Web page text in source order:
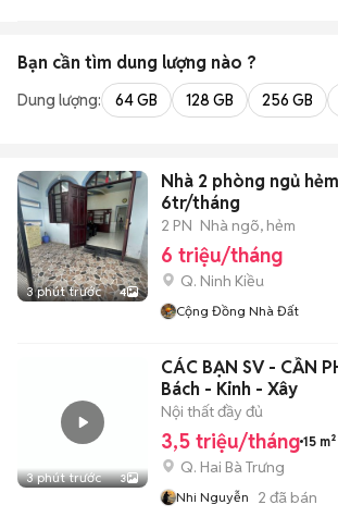
Bạn cần tìm dung lượng nào ?
Dung lượng: 64 GB 128 GB 256 GB
3 phút trước 4
Nhà 2 phòng ngủ
6tr/tháng
2 PN Nhà ngõ, hẻm
6 triệu/tháng
Q. Ninh Kiều
Cộng Đồng Nhà Đất
3 phút trước 3
CÁC BẠN SV - CẦN
Bách - Kinh - Xây
Nội thất đầy đủ
3,5 triệu/tháng 15 m²
Q. Hai Bà Trưng
Nhi Nguyễn 2 đã bán